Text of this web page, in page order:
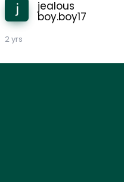
jealous
boy.boy17
2 yrs